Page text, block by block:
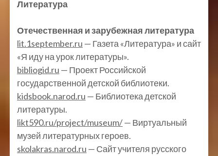
Литература
Отечественная и зарубежная литература
lit.1september.ru — Газета «Литература» и сайт
«Я иду на урок литературы».
bibliogid.ru — Проект Российской
государственной детской библиотеки.
kidsbook.narod.ru — Библиотека детской
литературы.
likt590.ru/project/museum/— Виртуальный
музей литературных героев.
skolakras.narod.ru — Сайт учителя русского